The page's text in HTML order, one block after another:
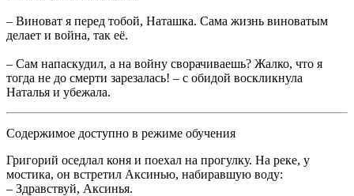
– Виноват я перед тобой, Наташка. Сама жизнь виноватым
делает и война, так её.
– Сам напаскудил, а на войну сворачиваешь? Жалко, что я
тогда не до смерти зарезалась! – с обидой воскликнула
Наталья и убежала.
Содержимое доступно в режиме обучения
Григорий оседлал коня и поехал на прогулку. На реке, у
мостика, он встретил Аксинью, набиравшую воду:
– Здравствуй, Аксинья.